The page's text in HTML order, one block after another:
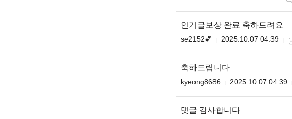
인기글보상 완료 축하드려요
se2152💕 2025.10.07 04:39
축하드립니다
kyeong8686 2025.10.07 04:39
댓글 감사합니다